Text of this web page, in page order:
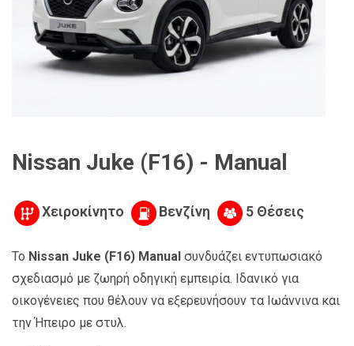
Nissan Juke (F16) - Manual
Χειροκίνητο Βενζίνη 5 Θέσεις
Το Nissan Juke (F16) Manual συνδυάζει εντυπωσιακό
σχεδιασμό με ζωηρή οδηγική εμπειρία. Ιδανικό για
οικογένειες που θέλουν να εξερευνήσουν τα Ιωάννινα και
την Ήπειρο με στυλ.